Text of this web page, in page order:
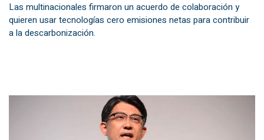
Las multinacionales firmaron un acuerdo de colaboración y
quieren usar tecnologías cero emisiones netas para contribuir
a la descarbonización.